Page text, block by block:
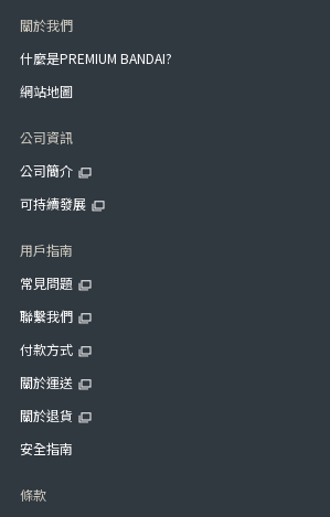
關於我們
什麼是PREMIUM BANDAI?
網站地圖
公司資訊
公司簡介
可持續發展
用戶指南
常見問題
聯繫我們
付款方式
關於運送
關於退貨
安全指南
條款